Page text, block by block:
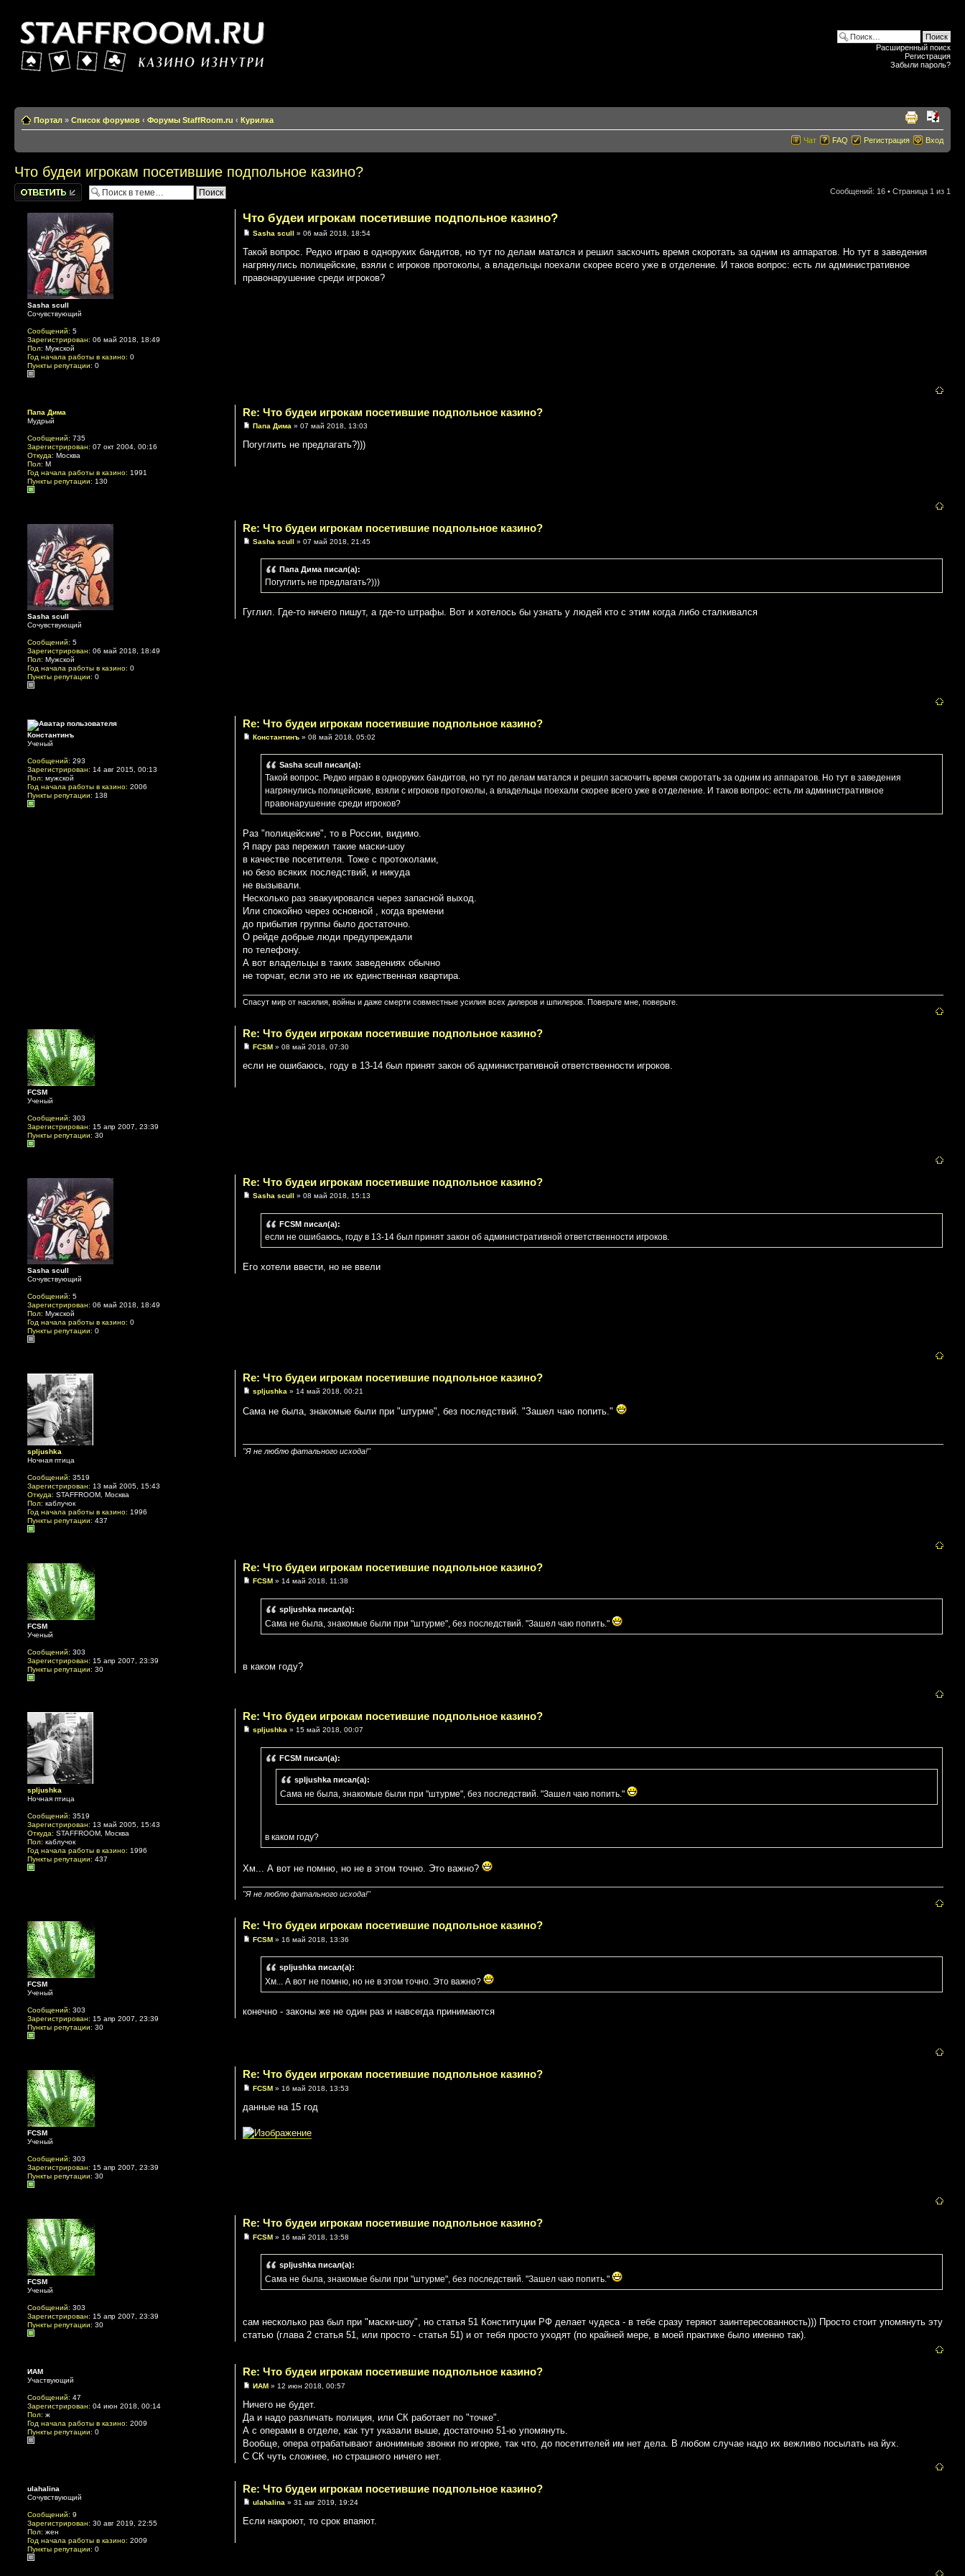
Расширенный поиск
Регистрация
Забыли пароль?
Портал » Список форумов ‹ Форумы StaffRoom.ru ‹ Курилка
Чат FAQ Регистрация Вход
Что будеи игрокам посетившие подпольное казино?
Написать
комментарии
Сообщений: 16 • Страница 1 из 1
Что будеи игрокам посетившие подпольное казино?
Sasha scull » 06 май 2018, 18:54
Такой вопрос. Редко играю в одноруких бандитов, но тут по делам матался и решил заскочить время скоротать за одним из аппаратов. Но тут в заведения
нагрянулись полицейские, взяли с игроков протоколы, а владельцы поехали скорее всего уже в отделение. И таков вопрос: есть ли административное
правонарушение среди игроков?
Sasha scull
Сочувствующий
Сообщений: 5
Зарегистрирован: 06 май 2018, 18:49
Пол: Мужской
Год начала работы в казино: 0
Пункты репутации: 0
Re: Что будеи игрокам посетившие подпольное казино?
Папа Дима » 07 май 2018, 13:03
Погуглить не предлагать?)))
Папа Дима
Мудрый
Сообщений: 735
Зарегистрирован: 07 окт 2004, 00:16
Откуда: Москва
Пол: М
Год начала работы в казино: 1991
Пункты репутации: 130
Re: Что будеи игрокам посетившие подпольное казино?
Sasha scull » 07 май 2018, 21:45
Папа Дима писал(а):
Погуглить не предлагать?)))
Гуглил. Где-то ничего пишут, а где-то штрафы. Вот и хотелось бы узнать у людей кто с этим когда либо сталкивался
Sasha scull
Сочувствующий
Сообщений: 5
Зарегистрирован: 06 май 2018, 18:49
Пол: Мужской
Год начала работы в казино: 0
Пункты репутации: 0
Re: Что будеи игрокам посетившие подпольное казино?
Константинъ » 08 май 2018, 05:02
Sasha scull писал(а):
Такой вопрос. Редко играю в одноруких бандитов, но тут по делам матался и решил заскочить время скоротать за одним из аппаратов. Но тут в заведения
нагрянулись полицейские, взяли с игроков протоколы, а владельцы поехали скорее всего уже в отделение. И таков вопрос: есть ли административное
правонарушение среди игроков?
Раз "полицейские", то в России, видимо.
Я пару раз пережил такие маски-шоу
в качестве посетителя. Тоже с протоколами,
но безо всяких последствий, и никуда
не вызывали.
Несколько раз эвакуировался через запасной выход.
Или спокойно через основной , когда времени
до прибытия группы было достаточно.
О рейде добрые люди предупреждали
по телефону.
А вот владельцы в таких заведениях обычно
не торчат, если это не их единственная квартира.
Спасут мир от насилия, войны и даже смерти совместные усилия всех дилеров и шпилеров. Поверьте мне, поверьте.
Константинъ
Ученый
Сообщений: 293
Зарегистрирован: 14 авг 2015, 00:13
Пол: мужской
Год начала работы в казино: 2006
Пункты репутации: 138
Re: Что будеи игрокам посетившие подпольное казино?
FCSM » 08 май 2018, 07:30
если не ошибаюсь, году в 13-14 был принят закон об административной ответственности игроков.
FCSM
Ученый
Сообщений: 303
Зарегистрирован: 15 апр 2007, 23:39
Пункты репутации: 30
Re: Что будеи игрокам посетившие подпольное казино?
Sasha scull » 08 май 2018, 15:13
FCSM писал(а):
если не ошибаюсь, году в 13-14 был принят закон об административной ответственности игроков.
Его хотели ввести, но не ввели
Sasha scull
Сочувствующий
Сообщений: 5
Зарегистрирован: 06 май 2018, 18:49
Пол: Мужской
Год начала работы в казино: 0
Пункты репутации: 0
Re: Что будеи игрокам посетившие подпольное казино?
spljushka » 14 май 2018, 00:21
Сама не была, знакомые были при "штурме", без последствий. "Зашел чаю попить."
"Я не люблю фатального исхода!"
spljushka
Ночная птица
Сообщений: 3519
Зарегистрирован: 13 май 2005, 15:43
Откуда: STAFFROOM, Москва
Пол: каблучок
Год начала работы в казино: 1996
Пункты репутации: 437
Re: Что будеи игрокам посетившие подпольное казино?
FCSM » 14 май 2018, 11:38
spljushka писал(а):
Сама не была, знакомые были при "штурме", без последствий. "Зашел чаю попить."
в каком году?
FCSM
Ученый
Сообщений: 303
Зарегистрирован: 15 апр 2007, 23:39
Пункты репутации: 30
Re: Что будеи игрокам посетившие подпольное казино?
spljushka » 15 май 2018, 00:07
FCSM писал(а):
spljushka писал(а):
Сама не была, знакомые были при "штурме", без последствий. "Зашел чаю попить."
в каком году?
Хм... А вот не помню, но не в этом точно. Это важно?
"Я не люблю фатального исхода!"
spljushka
Ночная птица
Сообщений: 3519
Зарегистрирован: 13 май 2005, 15:43
Откуда: STAFFROOM, Москва
Пол: каблучок
Год начала работы в казино: 1996
Пункты репутации: 437
Re: Что будеи игрокам посетившие подпольное казино?
FCSM » 16 май 2018, 13:36
spljushka писал(а):
Хм... А вот не помню, но не в этом точно. Это важно?
конечно - законы же не один раз и навсегда принимаются
FCSM
Ученый
Сообщений: 303
Зарегистрирован: 15 апр 2007, 23:39
Пункты репутации: 30
Re: Что будеи игрокам посетившие подпольное казино?
FCSM » 16 май 2018, 13:53
данные на 15 год
FCSM
Ученый
Сообщений: 303
Зарегистрирован: 15 апр 2007, 23:39
Пункты репутации: 30
Re: Что будеи игрокам посетившие подпольное казино?
FCSM » 16 май 2018, 13:58
spljushka писал(а):
Сама не была, знакомые были при "штурме", без последствий. "Зашел чаю попить."
сам несколько раз был при "маски-шоу", но статья 51 Конституции РФ делает чудеса - в тебе сразу теряют заинтересованность))) Просто стоит упомянуть эту
статью (глава 2 статья 51, или просто - статья 51) и от тебя просто уходят (по крайней мере, в моей практике было именно так).
FCSM
Ученый
Сообщений: 303
Зарегистрирован: 15 апр 2007, 23:39
Пункты репутации: 30
Re: Что будеи игрокам посетившие подпольное казино?
ИАМ » 12 июн 2018, 00:57
Ничего не будет.
Да и надо различать полиция, или СК работает по "точке".
А с операми в отделе, как тут указали выше, достаточно 51-ю упомянуть.
Вообще, опера отрабатывают анонимные звонки по игорке, так что, до посетителей им нет дела. В любом случае надо их вежливо посылать на йух.
С СК чуть сложнее, но страшного ничего нет.
ИАМ
Участвующий
Сообщений: 47
Зарегистрирован: 04 июн 2018, 00:14
Пол: ж
Год начала работы в казино: 2009
Пункты репутации: 0
Re: Что будеи игрокам посетившие подпольное казино?
ulahalina » 31 авг 2019, 19:24
Если накроют, то срок впаяют.
ulahalina
Сочувствующий
Сообщений: 9
Зарегистрирован: 30 авг 2019, 22:55
Пол: жен
Год начала работы в казино: 2009
Пункты репутации: 0